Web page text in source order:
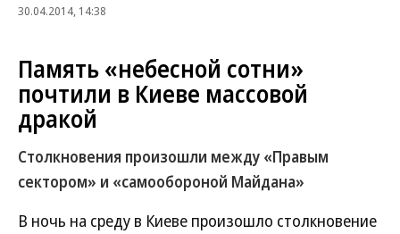
30.04.2014, 14:38
Память «небесной сотни»
почтили в Киеве массовой
дракой
Столкновения произошли между «Правым
сектором» и «самообороной Майдана»
В ночь на среду в Киеве произошло столкновение